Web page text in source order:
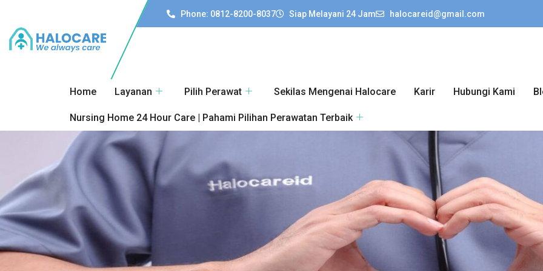
Phone: 0812-8200-8037 Siap Melayani 24 Jam halocareid@gmail.com
Home Layanan Pilih Perawat Sekilas Mengenai Halocare Karir Hubungi Kami
Nursing Home 24 Hour Care | Pahami Pilihan Perawatan Terbaik